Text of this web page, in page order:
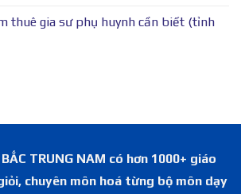
thuê gia sư phụ huynh cần biết (tỉnh
TRUNG NAM có hơn 1000+ giáo
chuyên môn hoá từng bộ môn dạy